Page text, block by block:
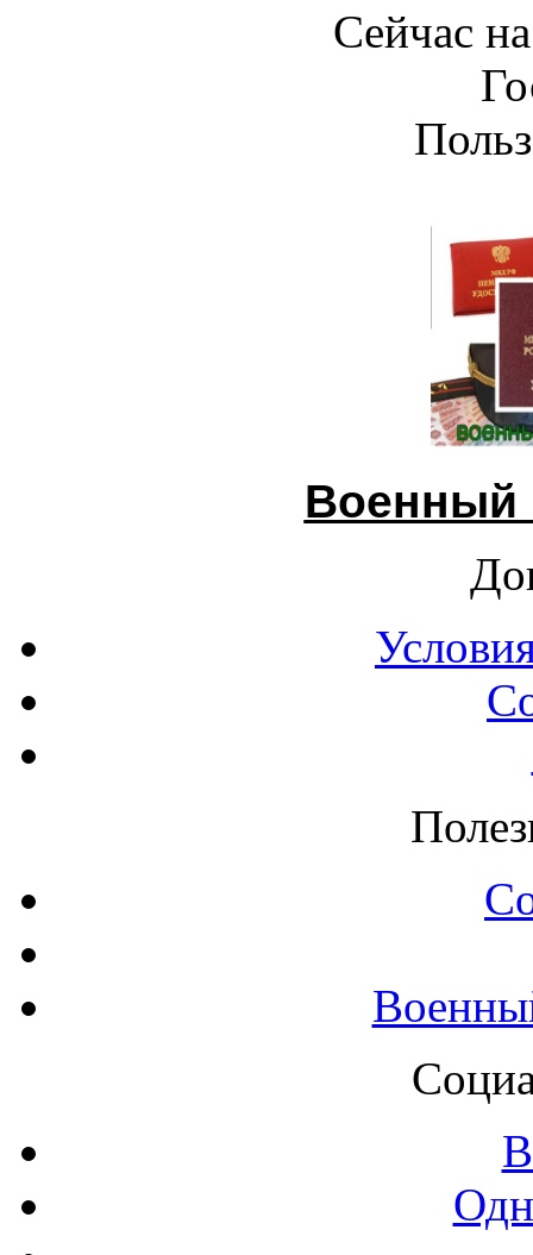
Сейчас
Военный